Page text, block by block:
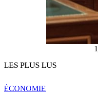
1
LES PLUS LUS
ÉCONOMIE